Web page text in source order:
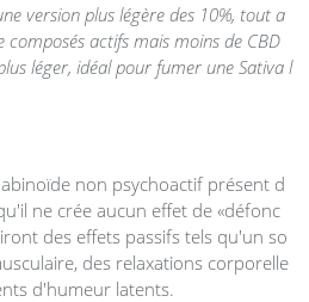
version plus légère des 10%, tout a
actifs mais moins de CBD
léger, idéal pour fumer une Sativa l
non psychoactif présent d
ne crée aucun effet de «défonc
des effets passifs tels qu'un so
des relaxations corporelle
d'humeur latents.